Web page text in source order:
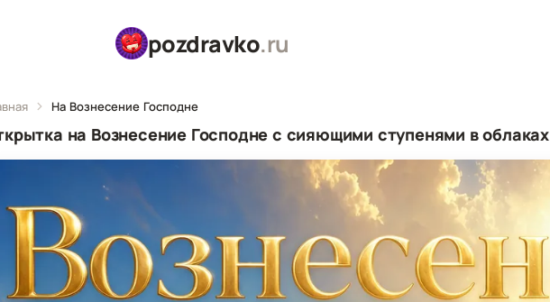
pozdravko.ru
На Вознесение Господне
на Вознесение Господне с сияющими ступенями в облаках